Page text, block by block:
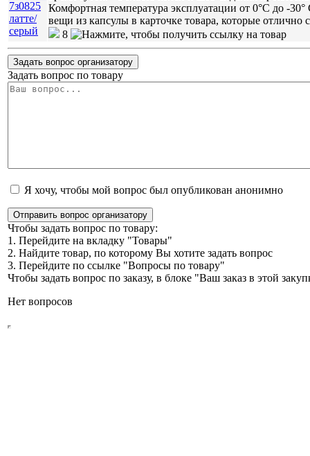
Комфортная температура эксплуатации от 0°С до -
вещи из капсулы в карточке товара, которые отлично
8
Задать вопрос организатору
Задать вопрос по товару
Я хочу, чтобы мой вопрос был опубликован анонимно
Отправить вопрос организатору
Чтобы задать вопрос по товару:
1. Перейдите на вкладку "Товары"
2. Найдите товар, по которому Вы хотите задать вопрос
3. Перейдите по ссылке "Вопросы по товару"
Чтобы задать вопрос по заказу, в блоке "Ваш заказ в этой
Нет вопросов